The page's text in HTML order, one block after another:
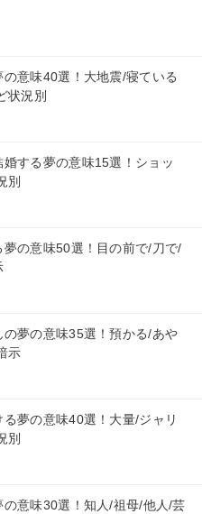
の意味40選！大地震/寝ている
状況別
婚する夢の意味15選！ショッ
別
夢の意味50選！目の前で/刀で/
の夢の意味35選！預かる/あや
示
る夢の意味40選！大量/ジャリ
別
の意味30選！知人/祖母/他人/芸